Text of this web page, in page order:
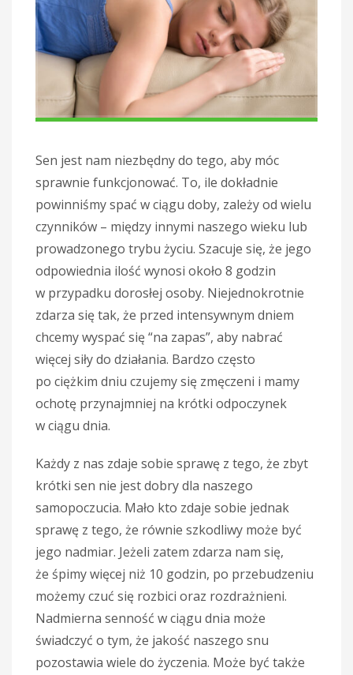
Sen jest nam niezbędny do tego, aby móc
sprawnie funkcjonować. To, ile dokładnie
powinniśmy spać w ciągu doby, zależy od wielu
czynników – między innymi naszego wieku lub
prowadzonego trybu życiu. Szacuje się, że jego
odpowiednia ilość wynosi około 8 godzin
w przypadku dorosłej osoby. Niejednokrotnie
zdarza się tak, że przed intensywnym dniem
chcemy wyspać się “na zapas”, aby nabrać
więcej siły do działania. Bardzo często
po ciężkim dniu czujemy się zmęczeni i mamy
ochotę przynajmniej na krótki odpoczynek
w ciągu dnia.
Każdy z nas zdaje sobie sprawę z tego, że zbyt
krótki sen nie jest dobry dla naszego
samopoczucia. Mało kto zdaje sobie jednak
sprawę z tego, że równie szkodliwy może być
jego nadmiar. Jeżeli zatem zdarza nam się,
że śpimy więcej niż 10 godzin, po przebudzeniu
możemy czuć się rozbici oraz rozdrażnieni.
Nadmierna senność w ciągu dnia może
świadczyć o tym, że jakość naszego snu
pozostawia wiele do życzenia. Może być także